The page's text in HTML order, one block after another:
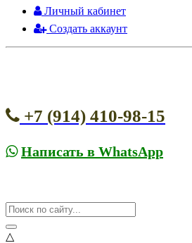
Личный кабинет
Создать аккаунт
+7 (914) 410-98-15
Написать в WhatsApp
△